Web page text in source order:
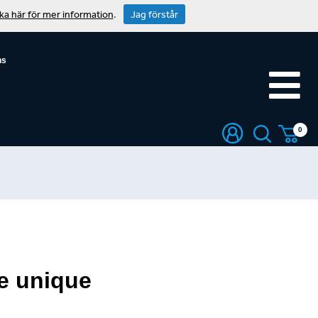
0
unique
här för mer information. Jag förstår